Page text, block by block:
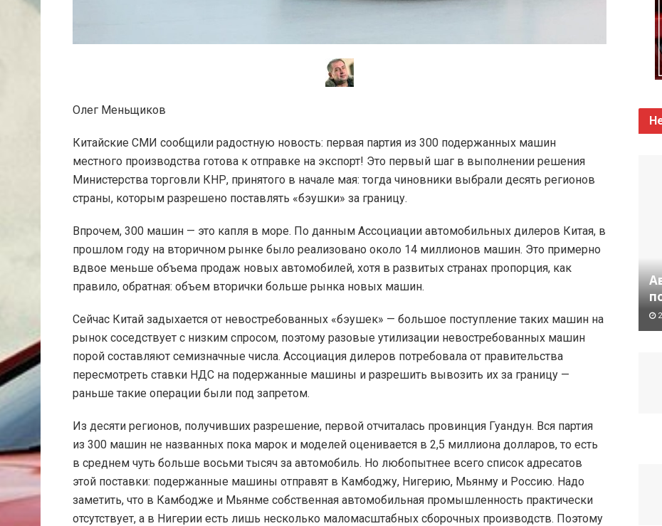
Олег Меньщиков
Китайские СМИ сообщили радостную новость: первая партия из 300 подержанных машин
местного производства готова к отправке на экспорт! Это первый шаг в выполнении решения
Министерства торговли КНР, принятого в начале мая: тогда чиновники выбрали десять регионов
страны, которым разрешено поставлять «бэушки» за границу.
Впрочем, 300 машин — это капля в море. По данным Ассоциации автомобильных дилеров Китая, в
прошлом году на вторичном рынке было реализовано около 14 миллионов машин. Это примерно
вдвое меньше объема продаж новых автомобилей, хотя в развитых странах пропорция, как
правило, обратная: объем вторички больше рынка новых машин.
Сейчас Китай задыхается от невостребованных «бэушек» — большое поступление таких машин на
рынок соседствует с низким спросом, поэтому разовые утилизации невостребованных машин
порой составляют семизначные числа. Ассоциация дилеров потребовала от правительства
пересмотреть ставки НДС на подержанные машины и разрешить вывозить их за границу —
раньше такие операции были под запретом.
Из десяти регионов, получивших разрешение, первой отчиталась провинция Гуандун. Вся партия
из 300 машин не названных пока марок и моделей оценивается в 2,5 миллиона долларов, то есть
в среднем чуть больше восьми тысяч за автомобиль. Но любопытнее всего список адресатов
этой поставки: подержанные машины отправят в Камбоджу, Нигерию, Мьянму и Россию. Надо
заметить, что в Камбодже и Мьянме собственная автомобильная промышленность практически
отсутствует, а в Нигерии есть лишь несколько маломасштабных сборочных производств. Поэтому